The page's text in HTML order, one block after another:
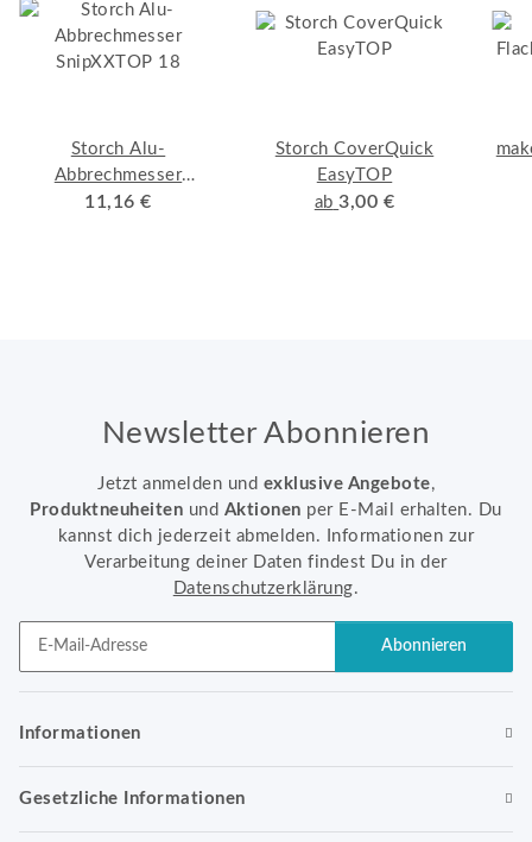
Storch Alu-
Abbrechmesser
SnipXXTOP 18
11,16 €
Storch CoverQuick
EasyTOP
ab 3,00 €
Newsletter Abonnieren
Jetzt anmelden und exklusive Angebote,
Produktneuheiten und Aktionen per E-Mail erhalten. Du
kannst dich jederzeit abmelden. Informationen zur
Verarbeitung deiner Daten findest Du in der
Datenschutzerklärung.
Abonnieren
Informationen
Gesetzliche Informationen